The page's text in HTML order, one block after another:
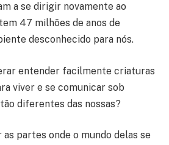
a se dirigir novamente ao
47 milhões de anos de
desconhecido para nós.
entender facilmente criaturas
viver e se comunicar sob
diferentes das nossas?
partes onde o mundo delas se